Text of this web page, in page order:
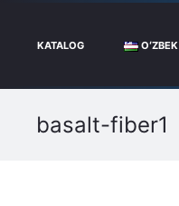
KATALOG OʻZBEK
basalt-fiber1